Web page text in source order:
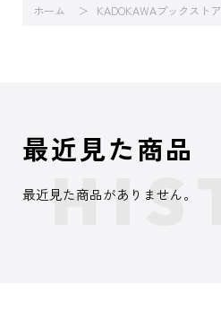
ホーム KADOKAWAブックストア
最近見た商品
最近見た商品がありません。